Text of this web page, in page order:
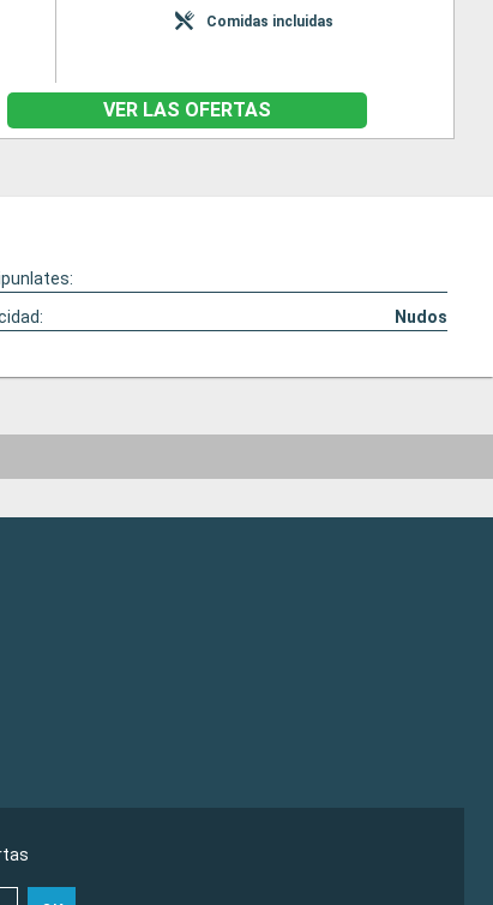
Comidas incluidas
VER LAS OFERTAS
Nudos